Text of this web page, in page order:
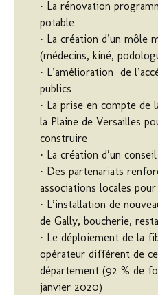
· La rénovation
potable
· La création d’un môle
(médecins, kiné,
· L’amélioration de
publics
· La prise en compte de
la Plaine de Versailles
construire
· La création d’un
· Des partenariats
associations locales
· L’installation de
de Gally, boucherie,
· Le déploiement de la
opérateur différent de
département (92 % de
janvier 2020)